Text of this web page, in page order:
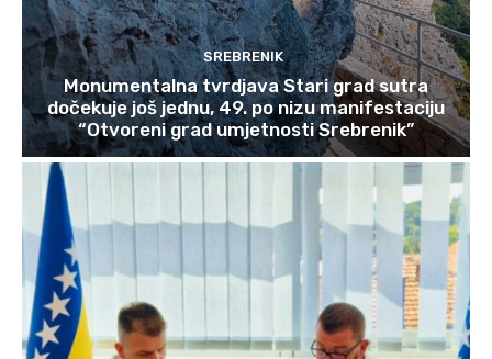
SREBRENIK
Monumentalna tvrdjava Stari grad sutra
dočekuje još jednu, 49. po nizu manifestaciju
“Otvoreni grad umjetnosti Srebrenik”